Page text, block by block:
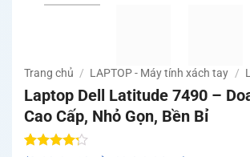
Trang chủ / LAPTOP - Máy tính xách tay /
Laptop Dell Latitude 7490 –
Cao Cấp, Nhỏ Gọn, Bền Bỉ